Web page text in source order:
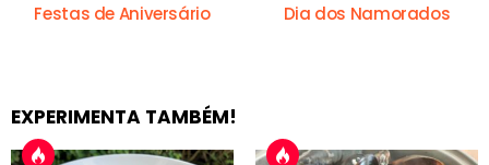
Festas de Aniversário Dia dos Namorados
EXPERIMENTA TAMBÉM!